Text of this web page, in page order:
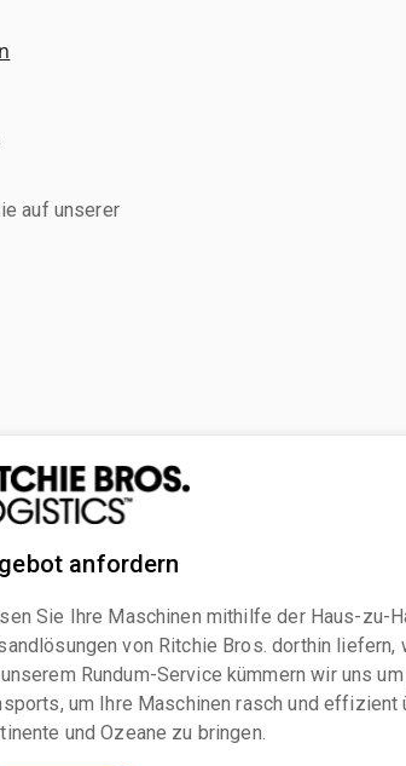
auf unserer
anfordern
Sie Ihre Maschinen mithilfe der Haus-zu-
von Ritchie Bros. dorthin liefern,
Rundum-Service kümmern wir uns
um Ihre Maschinen rasch und effizient
und Ozeane zu bringen.